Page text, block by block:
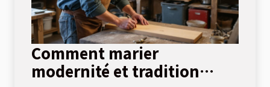
Comment marier
modernité et tradition